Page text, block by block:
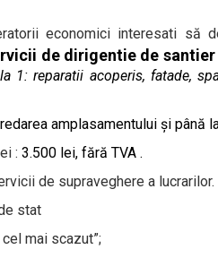
economici interesati să
de dirigentie de
1: reparatii acoperis, fatade,
amplasamentului și până
: 3.500 lei, fără TVA .
de supraveghere a lucrarilor.
stat
mai scazut”;